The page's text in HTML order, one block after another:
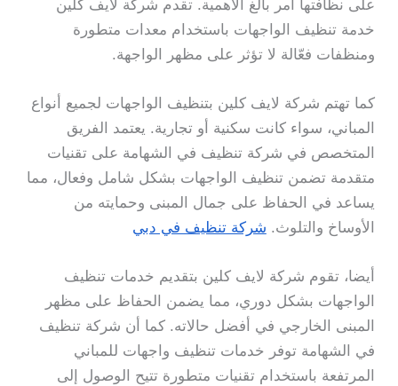
على نظافتها أمر بالغ الأهمية. تقدم شركة لايف كلين
خدمة تنظيف الواجهات باستخدام معدات متطورة
ومنظفات فعّالة لا تؤثر على مظهر الواجهة.
كما تهتم شركة لايف كلين بتنظيف الواجهات لجميع أنواع
المباني، سواء كانت سكنية أو تجارية. يعتمد الفريق
المتخصص في شركة تنظيف في الشهامة على تقنيات
متقدمة تضمن تنظيف الواجهات بشكل شامل وفعال، مما
يساعد في الحفاظ على جمال المبنى وحمايته من
الأوساخ والتلوث. شركة تنظيف في دبي
أيضا، تقوم شركة لايف كلين بتقديم خدمات تنظيف
الواجهات بشكل دوري، مما يضمن الحفاظ على مظهر
المبنى الخارجي في أفضل حالاته. كما أن شركة تنظيف
في الشهامة توفر خدمات تنظيف واجهات للمباني
المرتفعة باستخدام تقنيات متطورة تتيح الوصول إلى